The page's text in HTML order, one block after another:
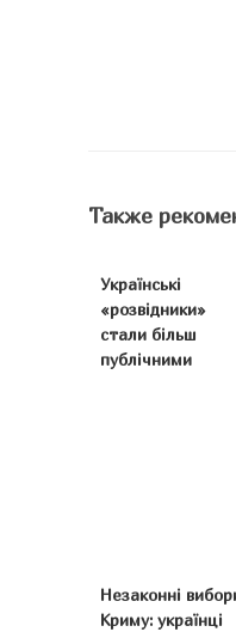
Также
Українські
«розвідники»
стали більш
публічними
Незаконні
Криму: українці